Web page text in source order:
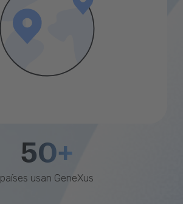
50+
países usan GeneXus